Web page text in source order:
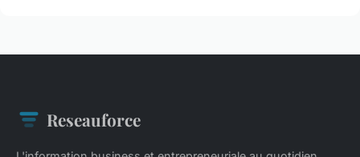
Reseauforce